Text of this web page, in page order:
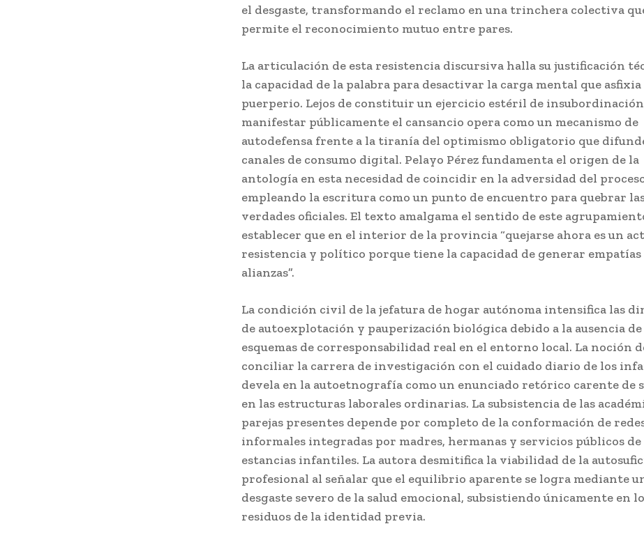
el desgaste, transformando el reclamo en una trinchera colectiva
permite el reconocimiento mutuo entre pares.
La articulación de esta resistencia discursiva halla su justificación
la capacidad de la palabra para desactivar la carga mental que asfixia
puerperio. Lejos de constituir un ejercicio estéril de
manifestar públicamente el cansancio opera como un mecanismo de
autodefensa frente a la tiranía del optimismo obligatorio que
canales de consumo digital. Pelayo Pérez fundamenta el origen de la
antología en esta necesidad de coincidir en la adversidad del
empleando la escritura como un punto de encuentro para quebrar
verdades oficiales. El texto amalgama el sentido de este
establecer que en el interior de la provincia “quejarse ahora es un
resistencia y político porque tiene la capacidad de generar empatías
alianzas”.
La condición civil de la jefatura de hogar autónoma intensifica las
de autoexplotación y pauperización biológica debido a la ausencia de
esquemas de corresponsabilidad real en el entorno local. La noción
conciliar la carrera de investigación con el cuidado diario de los
devela en la autoetnografía como un enunciado retórico carente de
en las estructuras laborales ordinarias. La subsistencia de las
parejas presentes depende por completo de la conformación de
informales integradas por madres, hermanas y servicios públicos de
estancias infantiles. La autora desmitifica la viabilidad de la
profesional al señalar que el equilibrio aparente se logra mediante
desgaste severo de la salud emocional, subsistiendo únicamente en
residuos de la identidad previa.